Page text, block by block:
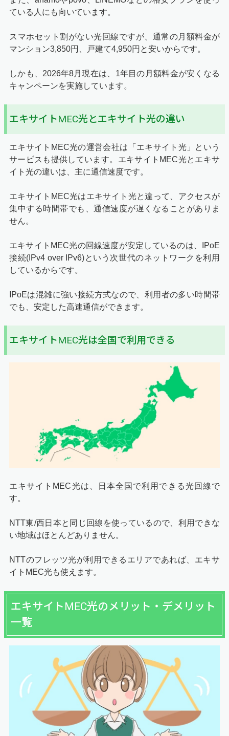
ている人にも向いています。
スマホセット割がない光回線ですが、通常の月額料金が
マンション3,850円、戸建て4,950円と安いからです。
しかも、 2026年8月現在は、1年目の月額料金が安くなる
キャンペーンを実施しています。
エキサイトMEC光とエキサイト光の違い
エキサイトMEC光の運営会社は「エキサイト光」という
サービスも提供しています。エキサイトMEC光とエキサ
イト光の違いは、主に通信速度です。
エキサイトMEC光はエキサイト光と違って、アクセスが
集中する時間帯でも、通信速度が遅くなることがありま
せん。
エキサイトMEC光の回線速度が安定しているのは、IPoE
接続(IPv4 over IPv6)という次世代のネットワークを利用
しているからです。
IPoEは混雑に強い接続方式なので、利用者の多い時間帯
でも、安定した高速通信ができます。
エキサイトMEC光は全国で利用できる
エキサイトMEC光は、日本全国で利用できる光回線で
す。
NTT東/西日本と同じ回線を使っているので、利用できな
い地域はほとんどありません。
NTTのフレッツ光が利用できるエリアであれば、エキサ
イトMEC光も使えます。
エキサイトMEC光のメリット・デメリット
一覧